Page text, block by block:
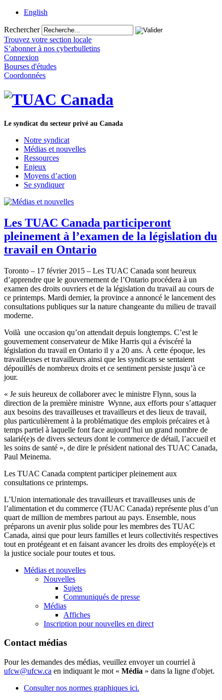
English
Rechercher
Trouvez votre section locale
S’abonner à nos cyberbulletins
Connexion
Bourses d'études
Coordonnées
Le syndicat du secteur privé au Canada
Notre syndicat
Médias et nouvelles
Ressources
Enjeux
Moyens d’action
Se syndiquer
Les TUAC Canada participeront
pleinement à l’examen de la législation du
travail en Ontario
Toronto – 17 février 2015 – Les TUAC Canada sont heureux
d’apprendre que le gouvernement de l’Ontario procédera à un
examen des droits ouvriers et de la législation du travail au cours de
ce printemps. Mardi dernier, la province a annoncé le lancement des
consultations publiques sur la nature changeante du milieu de travail
moderne.
Voilà une occasion qu’on attendait depuis longtemps. C’est le
gouvernement conservateur de Mike Harris qui a éviscéré la
législation du travail en Ontario il y a 20 ans. À cette époque, les
travailleuses et travailleurs ainsi que les syndicats se sentaient
dépouillés de nombreux droits et ce sentiment persiste jusqu’à ce
jour.
« Je suis heureux de collaborer avec le ministre Flynn, sous la
direction de la première ministre Wynne, aux efforts pour s’attaquer
aux besoins des travailleuses et travailleurs et des lieux de travail,
plus particulièrement à la problématique des emplois précaires et à
temps partiel à laquelle font face aujourd’hui un grand nombre de
salarié(e)s de divers secteurs dont le commerce de détail, l’accueil et
les soins de santé », de dire le président national des TUAC Canada,
Paul Meinema.
Les TUAC Canada comptent participer pleinement aux
consultations ce printemps.
L’Union internationale des travailleurs et travailleuses unis de
l’alimentation et du commerce (TUAC Canada) représente plus d’un
quart de million de membres partout au pays. Ensemble, nous
préparons un avenir plus solide pour les membres des TUAC
Canada, ainsi que pour leurs familles et leurs collectivités respectives
tout en protégeant et en faisant avancer les droits des employé(e)s et
la justice sociale pour toutes et tous.
Médias et nouvelles
Nouvelles
Sujets
Communiqués de presse
Médias
Affiches
Inscription pour nouvelles en direct
Contact médias
Pour les demandes des médias, veuillez envoyer un courriel à
ufcw@ufcw.ca en indiquant le mot « Média » dans la ligne d'objet.
Consulter nos normes graphiques ici.